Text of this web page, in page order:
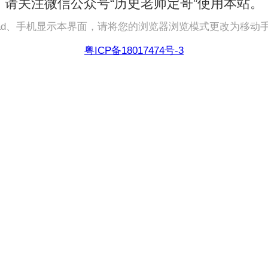
请关注微信公众号“历史老师定哥”使用本站。
、手机显示本界面，请将您的浏览器浏览模式更改为移动
粤ICP备18017474号-3